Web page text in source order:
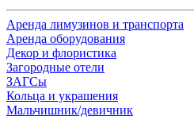
Аренда лимузинов и транспорта
Аренда оборудования
Декор и флористика
Загородные отели
ЗАГСы
Кольца и украшения
Мальчишник/девичник